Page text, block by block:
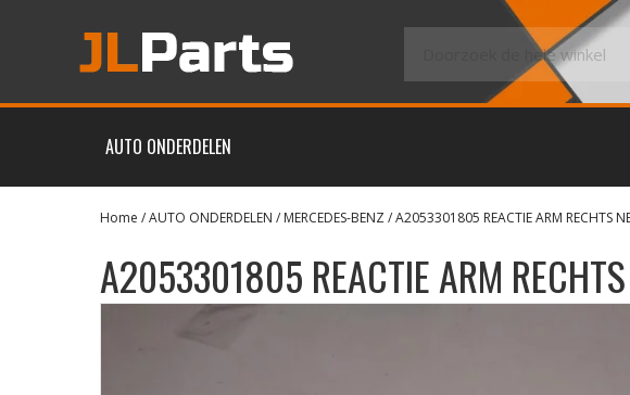
AUTO ONDERDELEN
Home /AUTO ONDERDELEN / MERCEDES-BENZ/ A2053301805 REACTIE ARM RECHTS
A2053301805 REACTIE ARM RECHTS